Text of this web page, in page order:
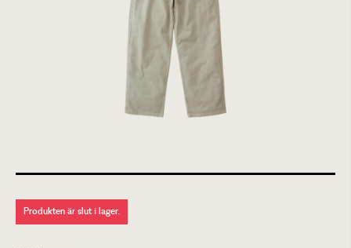
Produkten är slut i lager.